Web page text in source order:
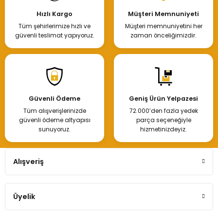
Hızlı Kargo
Tüm şehirlerimize hızlı ve
güvenli teslimat yapıyoruz.
Müşteri Memnuniyeti
Müşteri memnuniyetini her
zaman önceliğimizdir.
Güvenli Ödeme
Tüm alışverişlerinizde
güvenli ödeme altyapısı
sunuyoruz.
Geniş Ürün Yelpazesi
72.000’den fazla yedek
parça seçeneğiyle
hizmetinizdeyiz.
Alışveriş
Üyelik